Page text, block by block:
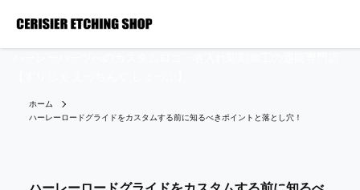
ホーム
ハーレーロードグライドをカスタムする前に知るべきポイントと落とし穴！